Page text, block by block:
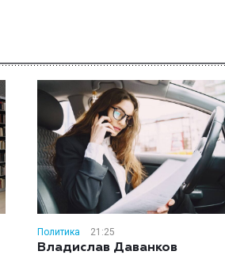
Политика 21:25
Владислав Даванков